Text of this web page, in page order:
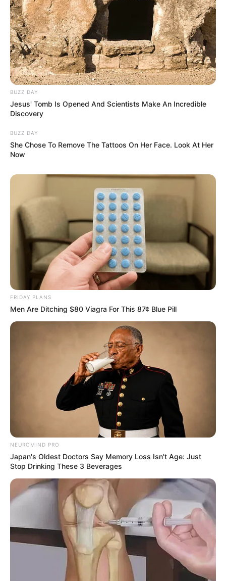
BUZZ DAY
Jesus' Tomb Is Opened And Scientists Make An Incredible
Discovery
BUZZ DAY
She Chose To Remove The Tattoos On Her Face. Look At Her
Now
FRIDAY PLANS
Men Are Ditching $80 Viagra For This 87¢ Blue Pill
NEUROMIND PRO
Japan's Oldest Doctors Say Memory Loss Isn't Age: Just
Stop Drinking These 3 Beverages